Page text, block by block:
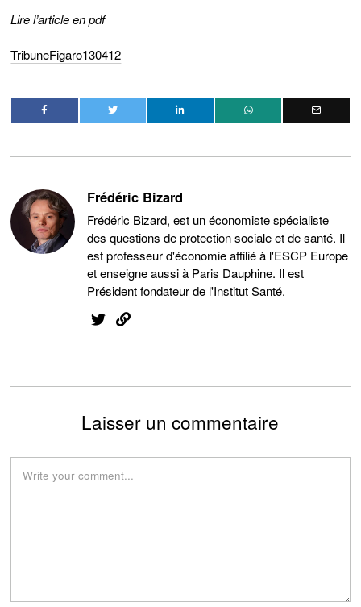
Lire l’article en pdf
TribuneFigaro130412
Frédéric Bizard
Frédéric Bizard, est un économiste spécialiste
des questions de protection sociale et de santé. Il
est professeur d'économie affilié à l'ESCP Europe
et enseigne aussi à Paris Dauphine. Il est
Président fondateur de l'Institut Santé.
Laisser un commentaire